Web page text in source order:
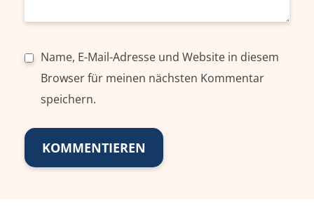
Name, E-Mail-Adresse und Website in diesem
Browser für meinen nächsten Kommentar
speichern.